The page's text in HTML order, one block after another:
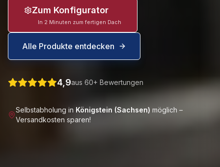
Zum Konfigurator
In 2 Minuten zum fertigen Dach
Alle Produkte entdecken
4,9aus 60+ Bewertungen
Selbstabholung in Königstein (Sachsen) möglich –
Versandkosten sparen!